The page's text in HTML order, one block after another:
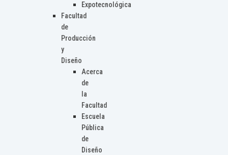
Expotecnológica
Facultad
de
Producción
y
Diseño
Acerca
de
la
Facultad
Escuela
Pública
de
Diseño